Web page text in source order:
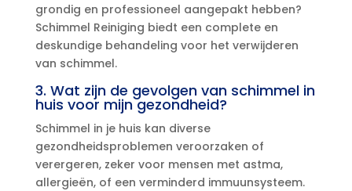
grondig en professioneel aangepakt hebben?
Schimmel Reiniging biedt een complete en
deskundige behandeling voor het verwijderen
van schimmel.​
3.​ Wat zijn de gevolgen van schimmel in
huis voor mijn gezondheid?
Schimmel in je huis kan diverse
gezondheidsproblemen veroorzaken of
verergeren, zeker voor mensen met astma,
allergieën, of een verminderd immuunsysteem.​